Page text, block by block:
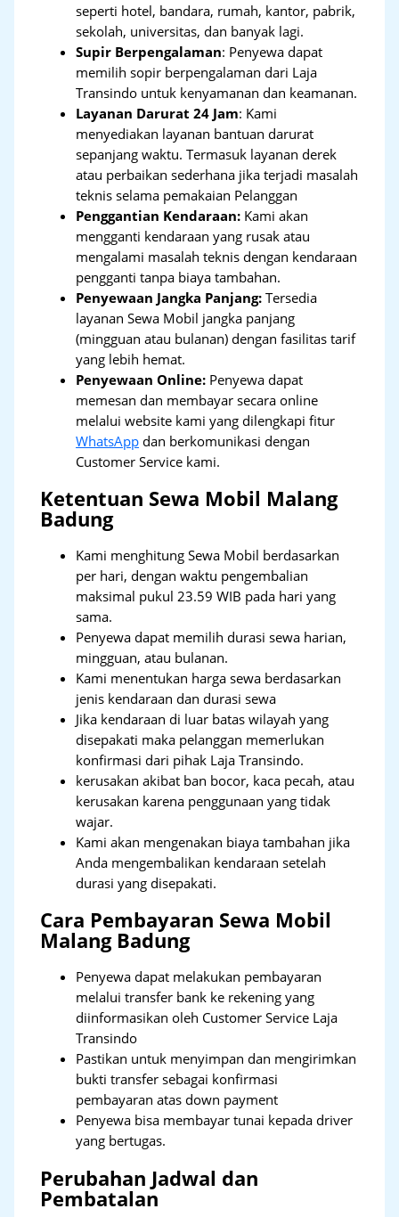
seperti hotel, bandara, rumah, kantor, pabrik,
sekolah, universitas, dan banyak lagi.
Supir Berpengalaman: Penyewa dapat
memilih sopir berpengalaman dari Laja
Transindo untuk kenyamanan dan keamanan.
Layanan Darurat 24 Jam: Kami
menyediakan layanan bantuan darurat
sepanjang waktu. Termasuk layanan derek
atau perbaikan sederhana jika terjadi masalah
teknis selama pemakaian Pelanggan
Penggantian Kendaraan: Kami akan
mengganti kendaraan yang rusak atau
mengalami masalah teknis dengan kendaraan
pengganti tanpa biaya tambahan.
Penyewaan Jangka Panjang: Tersedia
layanan Sewa Mobil jangka panjang
(mingguan atau bulanan) dengan fasilitas tarif
yang lebih hemat.
Penyewaan Online: Penyewa dapat
memesan dan membayar secara online
melalui website kami yang dilengkapi fitur
WhatsApp dan berkomunikasi dengan
Customer Service kami.
Ketentuan Sewa Mobil Malang
Badung
Kami menghitung Sewa Mobil berdasarkan
per hari, dengan waktu pengembalian
maksimal pukul 23.59 WIB pada hari yang
sama.
Penyewa dapat memilih durasi sewa harian,
mingguan, atau bulanan.
Kami menentukan harga sewa berdasarkan
jenis kendaraan dan durasi sewa
Jika kendaraan di luar batas wilayah yang
disepakati maka pelanggan memerlukan
konfirmasi dari pihak Laja Transindo.
kerusakan akibat ban bocor, kaca pecah, atau
kerusakan karena penggunaan yang tidak
wajar.
Kami akan mengenakan biaya tambahan jika
Anda mengembalikan kendaraan setelah
durasi yang disepakati.
Cara Pembayaran Sewa Mobil
Malang Badung
Penyewa dapat melakukan pembayaran
melalui transfer bank ke rekening yang
diinformasikan oleh Customer Service Laja
Transindo
Pastikan untuk menyimpan dan mengirimkan
bukti transfer sebagai konfirmasi
pembayaran atas down payment
Penyewa bisa membayar tunai kepada driver
yang bertugas.
Perubahan Jadwal dan
Pembatalan